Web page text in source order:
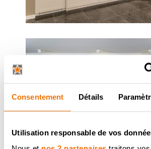
Consentement Détails
Utilisation responsable de vos